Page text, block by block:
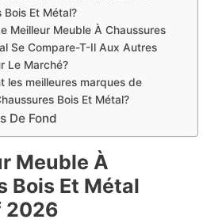
Bois Et Métal?
Meilleur Meuble À Chaussures
Se Compare-T-Il Aux Autres
Le Marché?
les meilleures marques de
Bois Et Métal?
De Fond
Meuble À
Bois Et Métal
2026